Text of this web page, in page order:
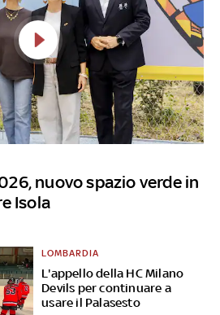
nuovo spazio verde in
Isola
L'appello della HC Milano
Devils per continuare a
usare il Palasesto
LOMBARDIA